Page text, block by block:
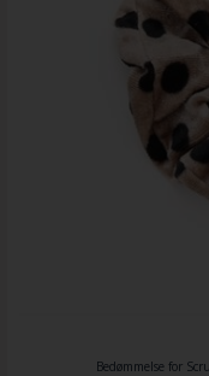
Bedømmelse for